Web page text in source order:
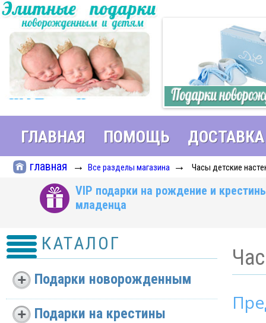
ГЛАВНАЯ ПОМОЩЬ ДОСТАВКА
главная → Все разделы магазина → Часы детские
VIP подарки на рождение и
младенца
КАТАЛОГ
Подарки новорожденным
Подарки на крестины